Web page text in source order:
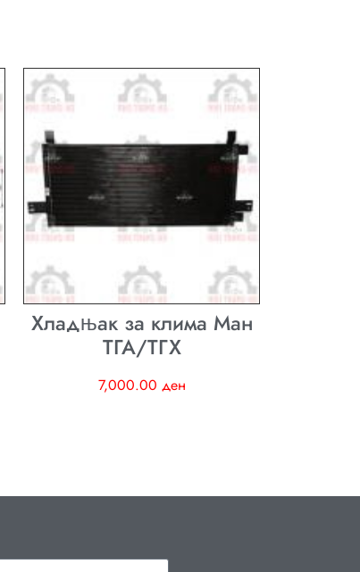
Хладњак за клима Ман
ТГА/ТГХ
7,000.00 ден